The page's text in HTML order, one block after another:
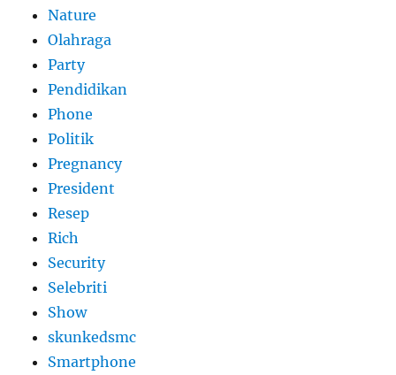
Nature
Olahraga
Party
Pendidikan
Phone
Politik
Pregnancy
President
Resep
Rich
Security
Selebriti
Show
skunkedsmc
Smartphone